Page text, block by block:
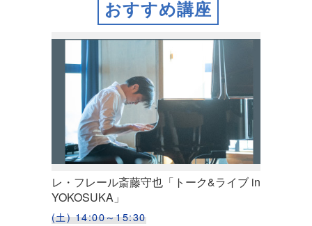
おすすめ講座
レ・フレール斎藤守也「トーク&ライブ in
YOKOSUKA」
(土) 14:00～15:30